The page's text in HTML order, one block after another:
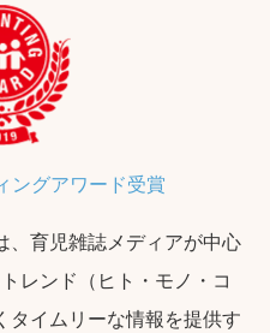
ングアワード受賞
、育児雑誌メディアが中心
レンド（ヒト・モノ・コ
タイムリーな情報を提供す